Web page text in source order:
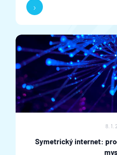
›
8. 1.
Symetrický internet: